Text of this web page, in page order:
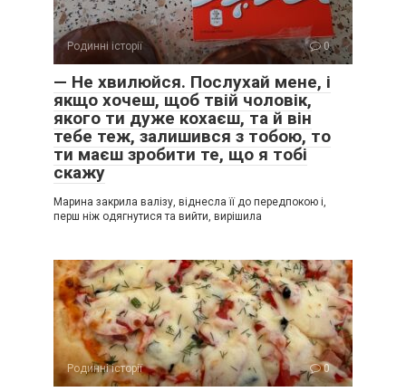
Родинні історії 0
— Не хвилюйся. Послухай мене, і
якщо хочеш, щоб твій чоловік,
якого ти дуже кохаєш, та й він
тебе теж, залишився з тобою, то
ти маєш зробити те, що я тобі
скажу
Марина закрила валізу, віднесла її до передпокою і,
перш ніж одягнутися та вийти, вирішила
Родинні історії 0